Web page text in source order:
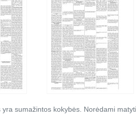
sumažintos kokybės. Norėdami